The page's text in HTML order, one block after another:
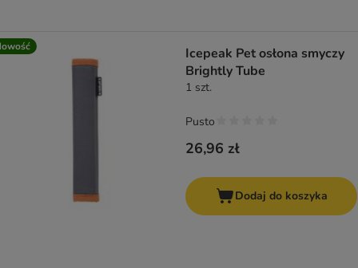
Icepeak Pet osłona smyczy
Brightly Tube
1 szt.
26,96 zł
Pusto
Dodaj do koszyka